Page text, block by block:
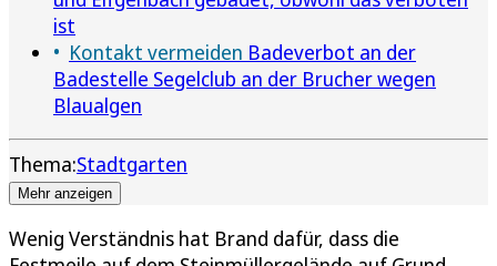
ist
Kontakt vermeiden Badeverbot an der
Badestelle Segelclub an der Brucher wegen
Blaualgen
Thema:Stadtgarten
Mehr anzeigen
Wenig Verständnis hat Brand dafür, dass die